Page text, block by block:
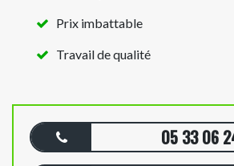
Prix imbattable
Travail de qualité
05 33 06